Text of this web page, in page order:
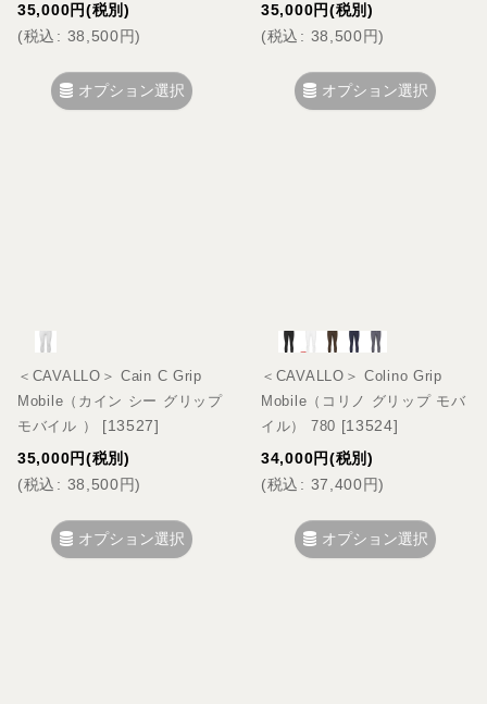
35,000円(税別)
(税込 : 38,500円)
オプション選択
35,000円(税別)
(税込 : 38,500円)
オプション選択
＜CAVALLO＞ Cain C Grip
Mobile（カイン シー グリップ
モバイル ） [13527]
35,000円(税別)
(税込 : 38,500円)
オプション選択
＜CAVALLO＞ Colino Grip
Mobile（コリノ グリップ モバ
イル） 780 [13524]
34,000円(税別)
(税込 : 37,400円)
オプション選択